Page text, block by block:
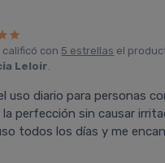
calificó con 5 estrellas el
Leloir.
uso diario para personas
la perfección sin causar
todos los días y me